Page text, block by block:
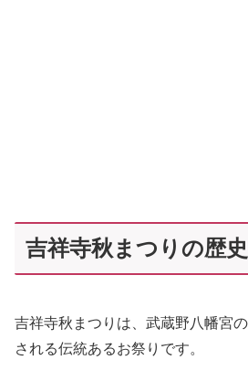
吉祥寺秋まつりの歴史
吉祥寺秋まつりは、武蔵野八幡宮
される伝統あるお祭りです。